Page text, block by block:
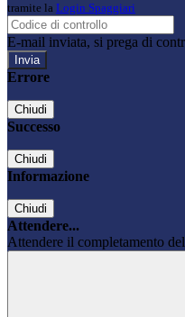
tramite la Login Spaggiari
E-mail inviata, si prega di
Errore
Chiudi
Successo
Chiudi
Informazione
Chiudi
Attendere...
Attendere il completamento